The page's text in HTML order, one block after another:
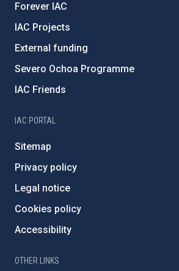
Forever IAC
IAC Projects
External funding
Severo Ochoa Programme
IAC Friends
IAC PORTAL
Sitemap
Privacy policy
Legal notice
Cookies policy
Accessibility
OTHER LINKS